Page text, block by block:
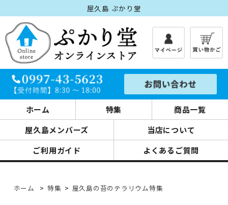
屋久島 ぷかり堂
ホーム 特集
商品一覧
屋久島メンバーズ
当店について
ご利用ガイド
よくあるご質問
ホーム > 特集 > 屋久島の苔のテラリウム特集